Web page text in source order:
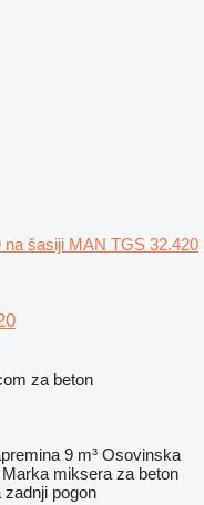
na šasiji MAN TGS 32.420
za beton
9 m³ Osovinska
Marka miksera za beton
zadnji pogon